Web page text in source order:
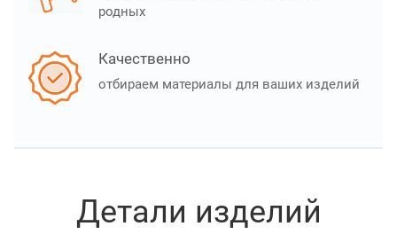
родных
Качественно
отбираем материалы для ваших изделий
Детали изделий